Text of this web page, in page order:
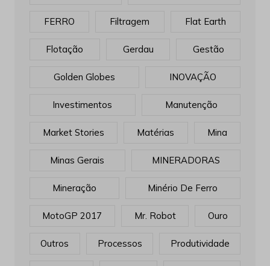
FERRO Filtragem Flat Earth
Flotação Gerdau Gestão
Golden Globes INOVAÇÃO
Investimentos Manutenção
Market Stories Matérias Mina
Minas Gerais MINERADORAS
Mineração Minério De Ferro
MotoGP 2017 Mr. Robot Ouro
Outros Processos Produtividade